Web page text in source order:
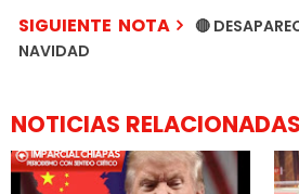
SIGUIENTE NOTA
🔴
NAVIDAD
NOTICIAS RELACIONADAS